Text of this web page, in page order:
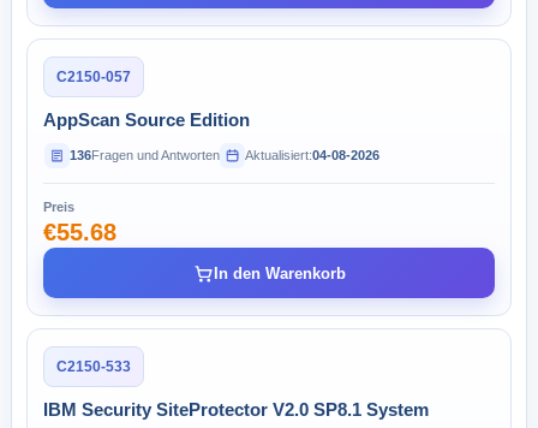
C2150-057
AppScan Source Edition
136Fragen und Antworten Aktualisiert:04-08-2026
Preis
€55.68
In den Warenkorb
C2150-533
IBM Security SiteProtector V2.0 SP8.1 System